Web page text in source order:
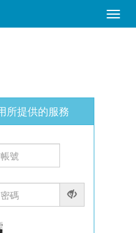
Toggle
所提供的服務